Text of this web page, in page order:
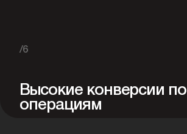
/6
Высокие конверсии по
операциям